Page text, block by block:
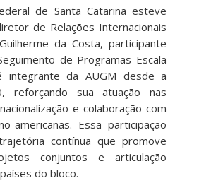
de Santa Catarina esteve
de Relações Internacionais
da Costa, participante
de Programas Escala
integrante da AUGM desde a
reforçando sua atuação nas
e colaboração com
americanas. Essa participação
contínua que promove
conjuntos e articulação
do bloco.